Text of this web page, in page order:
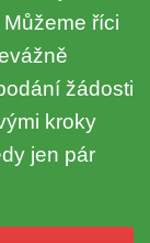
říci
žádosti
kroky
jen pár